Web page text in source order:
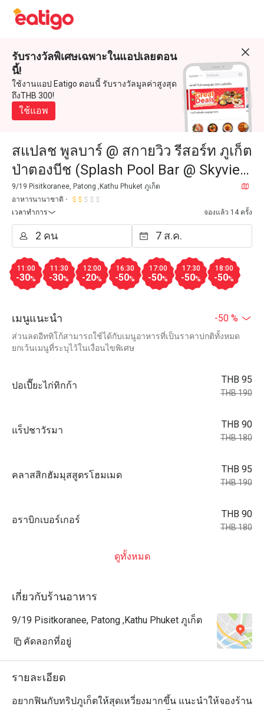
รับรางวัลพิเศษเฉพาะในแอปเลยตอน
นี้!
ใช้งานแอป Eatigo ตอนนี้ รับรางวัลมูลค่าสูงสุด
ถึงTHB 300!
ใช้แอพ
สแปลช พูลบาร์ @ สกายวิว รีสอร์ท ภูเก็ต
ป่าตองบีช (Splash Pool Bar @ Skyview
Resort Phuket Patong Beach)
9/19 Pisitkoranee, Patong ,Kathu Phuket ภูเก็ต
อาหารนานาชาติ
เวลาทำการ
จองแล้ว 14 ครั้ง
11:00
-30%
11:30
-30%
12:00
-20%
16:30
-50%
17:00
-50%
17:30
-50%
18:00
-50%
เมนูแนะนำ -50 %
ส่วนลดอีททิโก้สามารถใช้ได้กับเมนูอาหารที่เป็นราคาปกติทั้งหมด
ยกเว้นเมนูที่ระบุไว้ในเงื่อนไขพิเศษ
ปอเปี๊ยะไก่ทิกก้า
THB 95
THB 190
แร็ปชาวัรมา
THB 90
THB 180
คลาสสิกฮัมมุสสูตรโฮมเมด
THB 95
THB 190
อราบิกเบอร์เกอร์
THB 90
THB 180
ดูทั้งหมด
เกี่ยวกับร้านอาหาร
9/19 Pisitkoranee, Patong ,Kathu Phuket ภูเก็ต
คัดลอกที่อยู่
รายละเอียด
อยากฟินกับทริปภูเก็ตให้สุดเหวี่ยงมากขึ้น แนะนำให้จองร้าน